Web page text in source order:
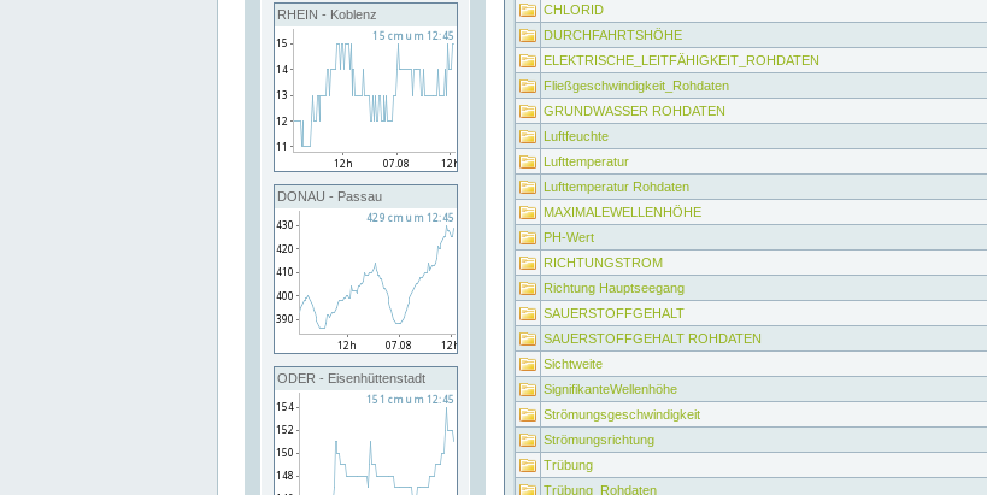
RHEIN - Koblenz
DONAU - Passau
ODER - Eisenhüttenstadt
CHLORID
DURCHFAHRTSHÖHE
ELEKTRISCHE_LEITFÄHIGKEIT_ROHDATEN
Fließgeschwindigkeit_Rohdaten
GRUNDWASSER ROHDATEN
Luftfeuchte
Lufttemperatur
Lufttemperatur Rohdaten
MAXIMALEWELLENHÖHE
PH-Wert
RICHTUNGSTROM
Richtung Hauptseegang
SAUERSTOFFGEHALT
SAUERSTOFFGEHALT ROHDATEN
Sichtweite
SignifikanteWellenhöhe
Strömungsgeschwindigkeit
Strömungsrichtung
Trübung
Trübung_Rohdaten